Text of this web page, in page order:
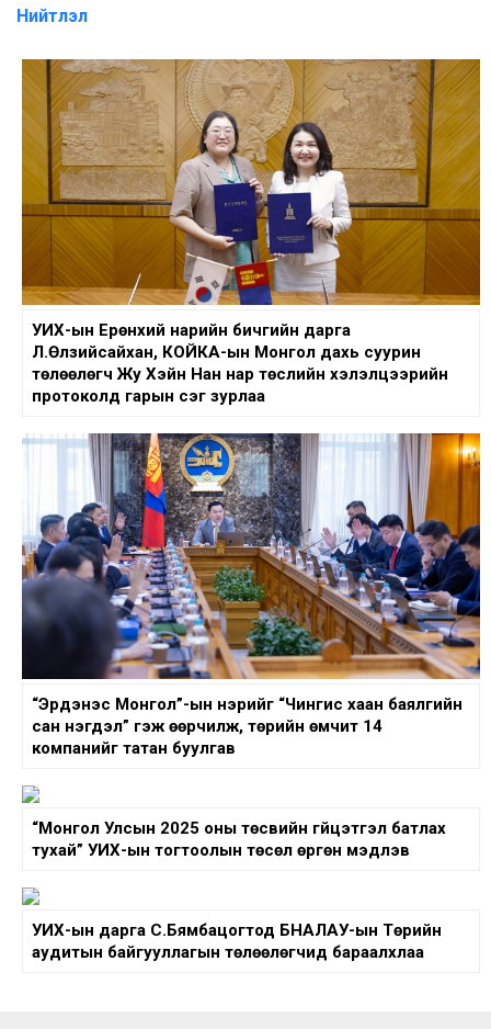
Нийтлэл
УИХ-ын Ерөнхий нарийн бичгийн дарга
Л.Өлзийсайхан, КОЙКА-ын Монгол дахь суурин
төлөөлөгч Жу Хэйн Нан нар төслийн хэлэлцээрийн
протоколд гарын үсэг зурлаа
“Эрдэнэс Монгол”-ын нэрийг “Чингис хаан баялгийн
сан нэгдэл” гэж өөрчилж, төрийн өмчит 14
компанийг татан буулгав
“Монгол Улсын 2025 оны төсвийн гүйцэтгэл батлах
тухай” УИХ-ын тогтоолын төсөл өргөн мэдүүлэв
УИХ-ын дарга С.Бямбацогтод БНАЛАУ-ын Төрийн
аудитын байгууллагын төлөөлөгчид бараалхлаа